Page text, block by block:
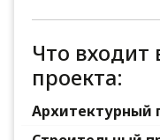
Что входит
проекта:
Архитектурный